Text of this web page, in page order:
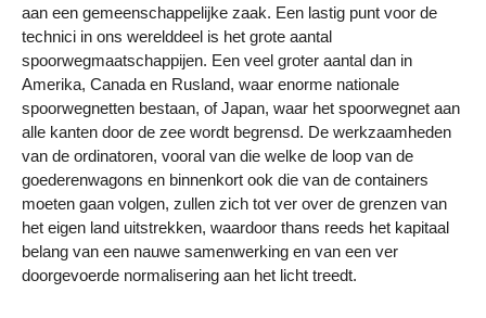
aan een gemeenschappelijke zaak. Een lastig punt voor de
technici in ons werelddeel is het grote aantal
spoorwegmaatschappijen. Een veel groter aantal dan in
Amerika, Canada en Rusland, waar enorme nationale
spoorwegnetten bestaan, of Japan, waar het spoorwegnet aan
alle kanten door de zee wordt begrensd. De werkzaamheden
van de ordinatoren, vooral van die welke de loop van de
goederenwagons en binnenkort ook die van de containers
moeten gaan volgen, zullen zich tot ver over de grenzen van
het eigen land uitstrekken, waardoor thans reeds het kapitaal
belang van een nauwe samenwerking en van een ver
doorgevoerde normalisering aan het licht treedt.